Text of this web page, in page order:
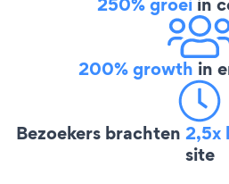
200% growth in
Bezoekers brachten 2,5x
site